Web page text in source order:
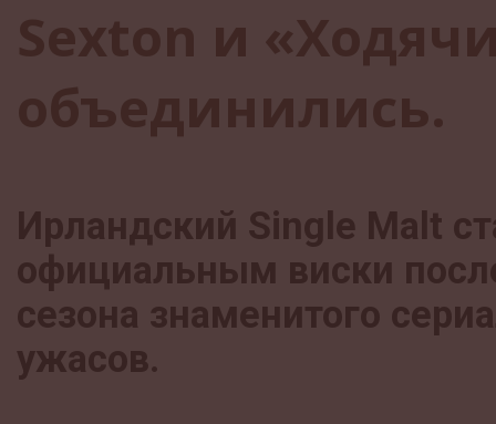
Sexton и
объединились.
Ирландский Single Malt
официальным виски
сезона знаменитого
ужасов.